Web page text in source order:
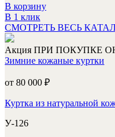
В корзину
В 1 клик
СМОТРЕТЬ ВЕСЬ
Акция ПРИ ПОКУПКЕ
Зимние кожаные куртки
от 80 000 ₽
Куртка из натуральной
У-126